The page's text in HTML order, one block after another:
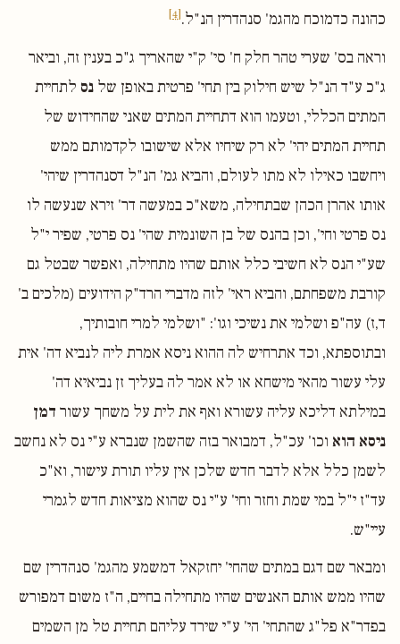
כהונה כדמוכח מהגמ' סנהדרין הנ"ל.[4]
וראה בס' שערי טהר חלק ח' סי' ק"י שהאריך ג"כ בענין זה, וביאר
ג"כ ע"ד הנ"ל שיש חילוק בין תחי' פרטית באופן של נס לתחיית
המתים הכללי, וטעמו הוא דתחיית המתים שאני שהחידוש של
תחיית המתים יהי' לא רק שיחיו אלא שישובו לקדמותם ממש
ויחשבו כאילו לא מתו לעולם, והביא גמ' הנ"ל דסנהדרין שיהי'
אותו אהרן הכהן שבתחילה, משא"כ במעשה דר' זירא שנעשה לו
נס פרטי וחי', וכן בהנס של בן השונמית שהי' נס פרטי, שפיר י"ל
שע"י הנס לא חשיבי כלל אותם שהיו מתחילה, ואפשר שבטל גם
קורבת משפחתם, והביא ראי' לזה מדברי הרד"ק הידועים (מלכים ב'
ד,ז) עה"פ ושלמי את נשיכי וגו': "ושלמי למרי חובותיך,
ובתוספתא, וכד אתרחיש לה ההוא ניסא אמרת ליה לנביא דה' אית
עלי עשור מהאי מישחא או לא אמר לה בעליך זן נביאיא דה'
במילתא דליכא עליה עשורא ואף את לית על משחך עשור דמן
ניסא הוא וכו' עכ"ל, דמבואר בזה שהשמן שנברא ע"י נס לא נחשב
לשמן כלל אלא לדבר חדש שלכן אין עליו תורת עישור, וא"כ
עד"ז י"ל במי שמת וחזר וחי' ע"י נס שהוא מציאות חדש לגמרי
עיי"ש.
ומבאר שם דגם במתים שהחי' יחזקאל דמשמע מהגמ' סנהדרין שם
שהיו ממש אותם האנשים שהיו מתחילה בחיים, ה"ז משום דמפורש
בפדר"א פל"ג שהתחי' הי' ע"י שירד עליהם תחיית טל מן השמים